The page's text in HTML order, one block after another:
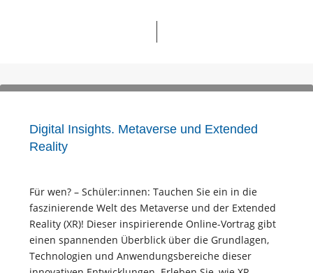
Digital Insights. Metaverse und Extended
Reality
Für wen? – Schüler:innen: Tauchen Sie ein in die
faszinierende Welt des Metaverse und der Extended
Reality (XR)! Dieser inspirierende Online-Vortrag gibt
einen spannenden Überblick über die Grundlagen,
Technologien und Anwendungsbereiche dieser